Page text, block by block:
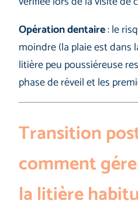
Opération dentaire: le
moindre (la plaie est dans
litière peu poussiéreuse
phase de réveil et les
Transition
comment
la litière